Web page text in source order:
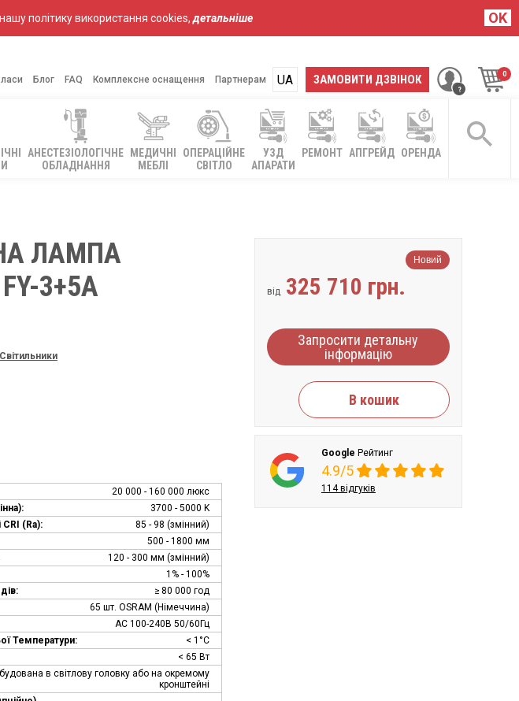
політику використання cookies,детальніше OK
Блог FAQ Комплексне оснащення Партнерам ЗАМОВИТИ ДЗВІНОК
UA
RU
АНЕСТЕЗІОЛОГІЧНЕ
ОБЛАДНАННЯ
МЕДИЧНІ
МЕБЛІ
ОПЕРАЦІЙНЕ
СВІТЛО
УЗД
АПАРАТИ
РЕМОНТ АПГРЕЙД ОРЕНДА
ЛАМПА
FY-3+5А
20 000 - 160 000 люкс
3700 - 5000 K
(Ra):
85 - 98 (змінний)
500 - 1800 мм
120 - 300 мм (змінний)
1% - 100%
≥ 80 000 год
65 шт. OSRAM (Німеччина)
AC 100-240В 50/60Гц
Температури:
< 1°C
< 65 Вт
в світлову головку або на окремому
кронштейні
Новий
від 325 710 грн.
Запросити детальну
інформацію
В кошик
Google Рейтинг
4.9/5
114 відгуків